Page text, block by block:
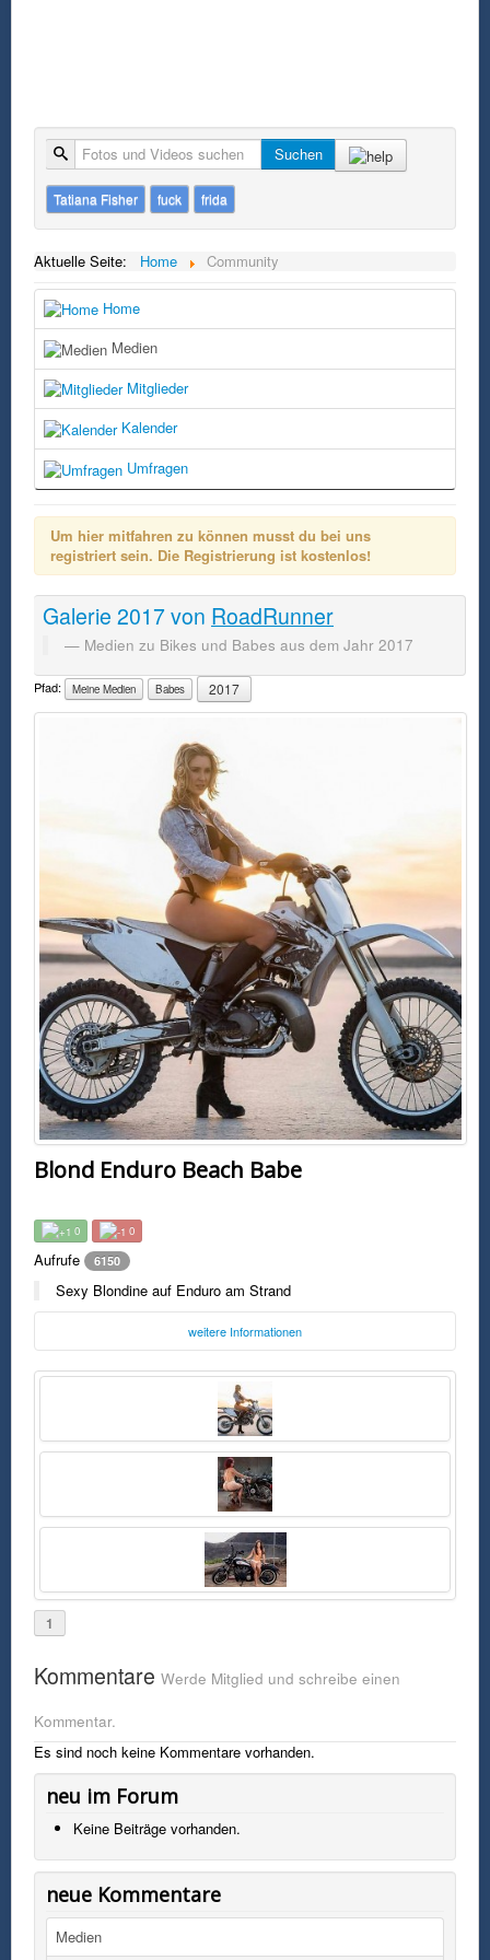
Suche Suchen
Tatiana Fisher fuck frida
Aktuelle Seite: Home Community
Home
Medien
Mitglieder
Kalender
Umfragen
Um hier mitfahren zu können musst du bei uns
registriert sein. Die Registrierung ist kostenlos!
Galerie 2017von RoadRunner
Medien zu Bikes und Babes aus dem Jahr 2017
Pfad: Meine Medien Babes 2017
Blond Enduro Beach Babe
0 0
Aufrufe 6150
Sexy Blondine auf Enduro am Strand
weitere Informationen
Foto:Unbekannt
Sonntag, 15. April 2018 01:28 Uhr
Sexy Blondine auf Enduro am Strand
1
Kommentare Werde Mitglied und schreibe einen
Kommentar.
Es sind noch keine Kommentare vorhanden.
neu im Forum
Keine Beiträge vorhanden.
neue Kommentare
Medien